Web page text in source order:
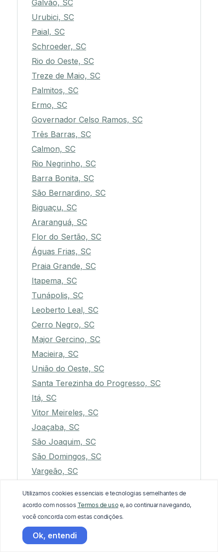
Galvão, SC
Urubici, SC
Paial, SC
Schroeder, SC
Rio do Oeste, SC
Treze de Maio, SC
Palmitos, SC
Ermo, SC
Governador Celso Ramos, SC
Três Barras, SC
Calmon, SC
Rio Negrinho, SC
Barra Bonita, SC
São Bernardino, SC
Biguaçu, SC
Araranguá, SC
Flor do Sertão, SC
Águas Frias, SC
Praia Grande, SC
Itapema, SC
Tunápolis, SC
Leoberto Leal, SC
Cerro Negro, SC
Major Gercino, SC
Macieira, SC
União do Oeste, SC
Santa Terezinha do Progresso, SC
Itá, SC
Vitor Meireles, SC
Joaçaba, SC
São Joaquim, SC
São Domingos, SC
Vargeão, SC
Romelândia, SC
Arvoredo, SC
São José do Cerrito, SC
Bom Jesus do Oeste, SC
Utilizamos cookies essenciais e tecnologias semelhantes de
acordo com nossos Termos de uso e, ao continuar navegando,
você concorda com estas condições.
Ok, entendi